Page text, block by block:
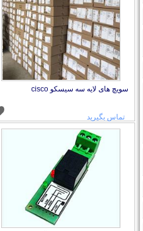
سویچ های لایه سه سیسکو cisco
تماس بگیرید